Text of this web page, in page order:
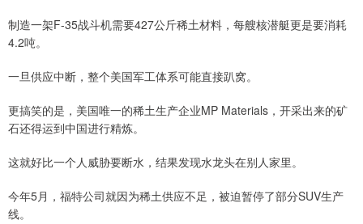
制造一架F-35战斗机需要427公斤稀土材料，每艘核潜艇更是要消耗
4.2吨。
一旦供应中断，整个美国军工体系可能直接趴窝。
更搞笑的是，美国唯一的稀土生产企业MP Materials，开采出来的矿
石还得运到中国进行精炼。
这就好比一个人威胁要断水，结果发现水龙头在别人家里。
今年5月，福特公司就因为稀土供应不足，被迫暂停了部分SUV生产
线。